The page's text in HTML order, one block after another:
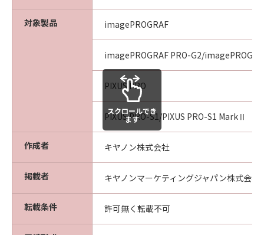
対象製品 imagePROGRAF
imagePROGRAF PRO-G2/
PIXUS PRO
PIXUS PRO-S1/PIXUS PRO-S1 MarkⅡ
作成者 キヤノン株式会社
掲載者 キヤノンマーケティングジャパン株式会社
転載条件 許可無く転載不可
スクロールでき
ます